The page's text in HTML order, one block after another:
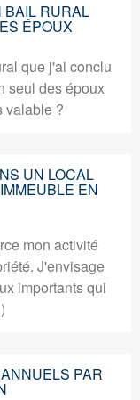
BAIL RURAL
ÉPOUX
que j'ai conclu
seul des époux
valable ?
UN LOCAL
EN
mon activité
J'envisage
importants qui
PAR